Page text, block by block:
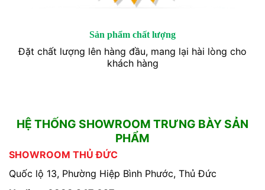
Sản phẩm chất lượng
Đặt chất lượng lên hàng đầu, mang lại hài lòng cho
khách hàng
HỆ THỐNG SHOWROOM TRƯNG BÀY SẢN
PHẨM
SHOWROOM THỦ ĐỨC
Quốc lộ 13, Phường Hiệp Bình Phước, Thủ Đức